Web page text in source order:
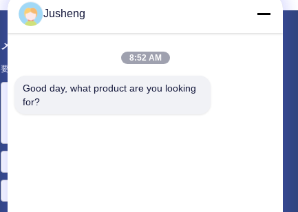
メールでお問い合わせ
要件をお知らせください。最高の商品をお届けします。
Jusheng
8:52 AM
Good day, what product are you looking
for?